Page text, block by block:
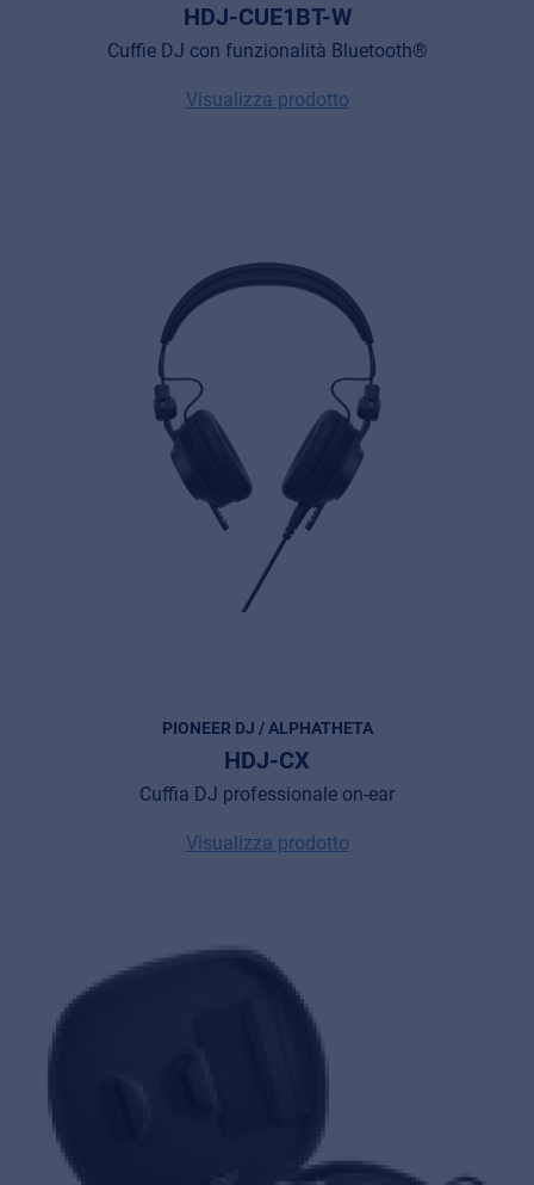
HDJ-CUE1BT-W
Cuffie DJ con funzionalità Bluetooth®
Visualizza prodotto
PIONEER DJ / ALPHATHETA
HDJ-CX
Cuffia DJ professionale on-ear
Visualizza prodotto